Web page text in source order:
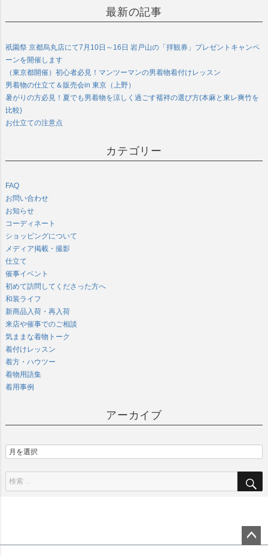
最新の記事
祇園祭 京都烏丸店にて7月10日～16日 岩戸山の「拝観券」プレゼントキャンペ
ーンを開催します
（東京都開催）初心者必見！マンツーマンの男着物着付けレッスン
男着物の仕立て＆販売会in 東京（上野）
暑がりの方必見！夏でも男着物を涼しく過ごす襦袢の選び方(本麻と東レ爽竹を
比較)
お仕立ての注意点
カテゴリー
FAQ
お問い合わせ
お知らせ
コーディネート
ショッピングについて
メディア掲載・撮影
仕立て
催事イベント
初めて訪問してくださった方へ
和装ライフ
新商品入荷・再入荷
来店や催事でのご相談
気ままな着物トーク
着付けレッスン
着方・ハウツー
着物用語集
着用事例
アーカイブ